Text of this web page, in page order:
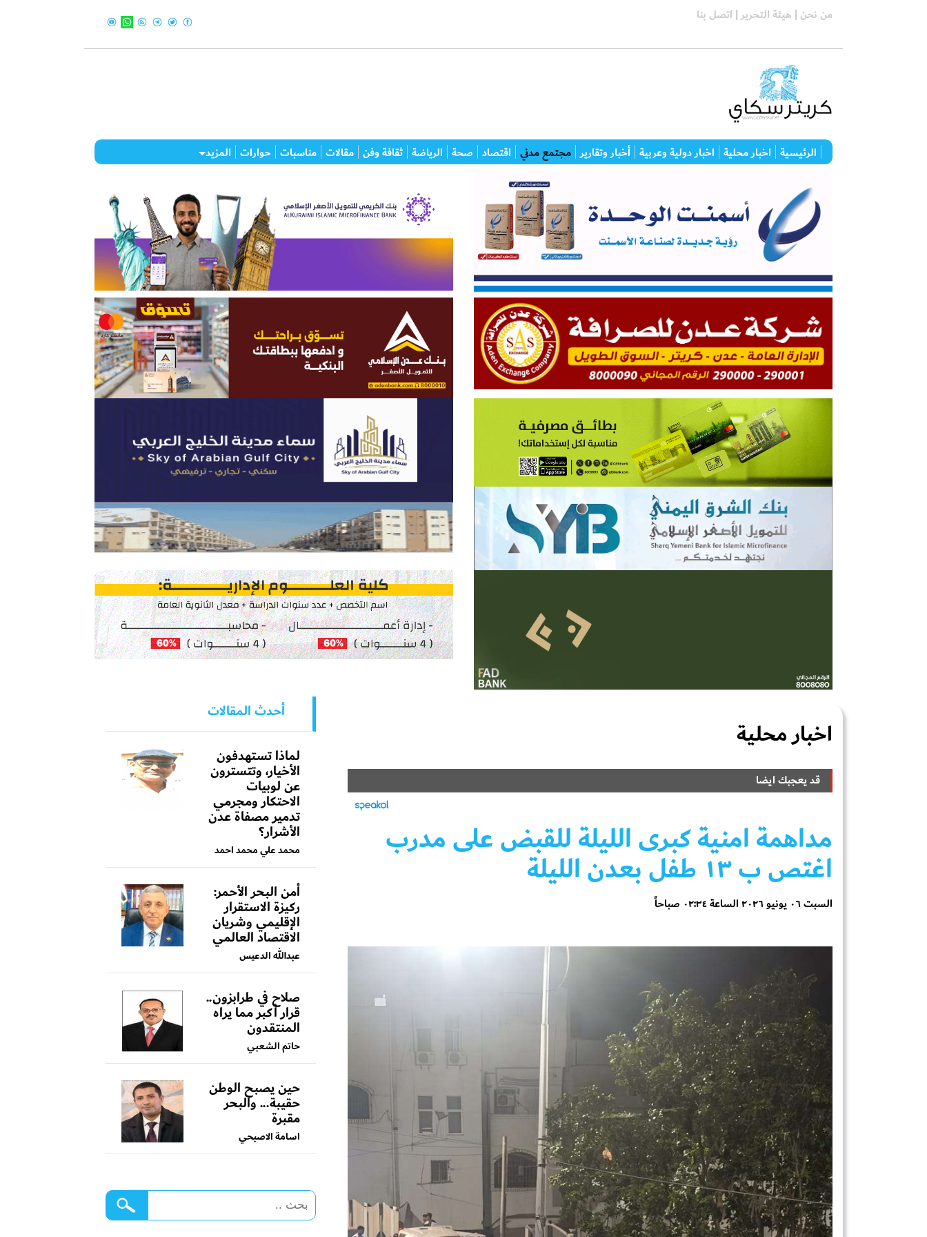
من نحن | هيئة التحرير | اتصل بنا
الرئيسية اخبار محلية اخبار دولية وعربية أخبار وتقارير مجتمع مدني اقتصاد صحة الرياضة ثقافة وفن مقالات مناسبات حوارات المزيد
اخبار محلية
قد يعجبك ايضا
مداهمة امنية كبرى الليلة للقبض على مدرب
اغتص ب ١٣ طفل بعدن الليلة
السبت ٠٦ يونيو ٢٠٢٦ الساعة ٠٢:٣٤ صباحاً
أحدث المقالات
لماذا تستهدفون
الأخيار، وتتسترون
عن لوبيات
الاحتكار ومجرمي
تدمير مصفاة عدن
الأشرار؟
محمد علي محمد احمد
أمن البحر الأحمر:
ركيزة الاستقرار
الإقليمي وشريان
الاقتصاد العالمي
عبدالله الدعيس
صلاح في طرابزون..
قرار أكبر مما يراه
المنتقدون
حاتم الشعبي
حين يصبح الوطن
حقيبة... والبحر
مقبرة
اسامة الاصبحي